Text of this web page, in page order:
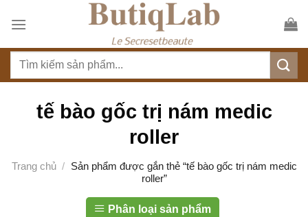
tế bào gốc trị nám medic
roller
Trang chủ / Sản phẩm được gắn thẻ “tế bào gốc trị nám medic
roller”
Phân loại sản phẩm